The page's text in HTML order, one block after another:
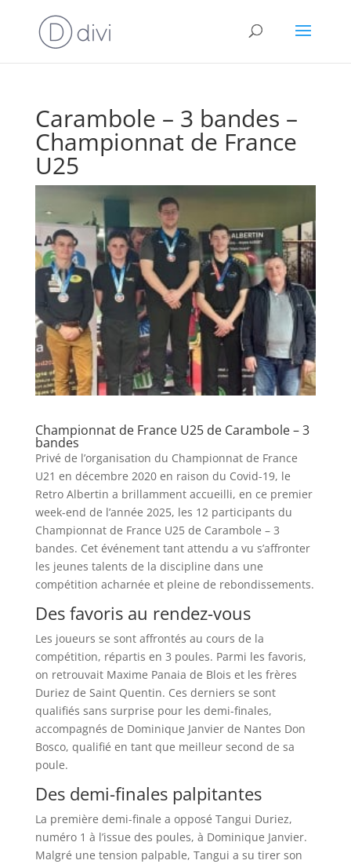
Carambole – 3 bandes –
Championnat de France
U25
Championnat de France U25 de Carambole – 3
bandes
Privé de l’organisation du Championnat de France
U21 en décembre 2020 en raison du Covid-19, le
Retro Albertin a brillamment accueilli, en ce premier
week-end de l’année 2025, les 12 participants du
Championnat de France U25 de Carambole – 3
bandes. Cet événement tant attendu a vu s’affronter
les jeunes talents de la discipline dans une
compétition acharnée et pleine de rebondissements.
Des favoris au rendez-vous
Les joueurs se sont affrontés au cours de la
compétition, répartis en 3 poules. Parmi les favoris,
on retrouvait Maxime Panaia de Blois et les frères
Duriez de Saint Quentin. Ces derniers se sont
qualifiés sans surprise pour les demi-finales,
accompagnés de Dominique Janvier de Nantes Don
Bosco, qualifié en tant que meilleur second de sa
poule.
Des demi-finales palpitantes
La première demi-finale a opposé Tangui Duriez,
numéro 1 à l’issue des poules, à Dominique Janvier.
Malgré une tension palpable, Tangui a su tirer son